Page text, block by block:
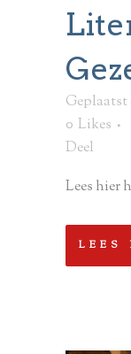
Geplaatst
0 Likes
Deel
Lees hier
LEES